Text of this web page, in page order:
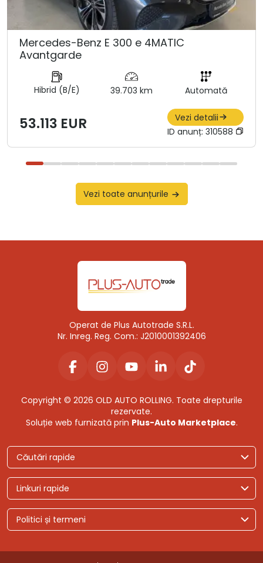
Mercedes-Benz E 300 e 4MATIC
Avantgarde
Hibrid (B/E) 39.703 km Automată
53.113 EUR
Vezi detalii
ID anunț: 310588
Vezi toate anunțurile
Operat de Plus Autotrade S.R.L.
Nr. Inreg. Reg. Com.: J2010001392406
Copyright © 2026 OLD AUTO ROLLING. Toate drepturile
rezervate.
Soluție web furnizată prin Plus-Auto Marketplace.
Căutări rapide
Linkuri rapide
Politici și termeni